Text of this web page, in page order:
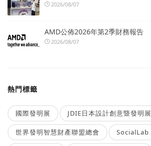
2026/08/07
AMD公佈2026年第2季財務報告
2026/08/07
熱門標籤
國際發明展 JDIE日本設計創意暨發明展
世界發明智慧財產聯盟總會 SocialLab